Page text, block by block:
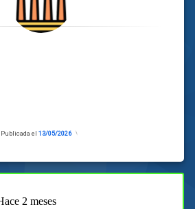
Publicada el 13/05/2026